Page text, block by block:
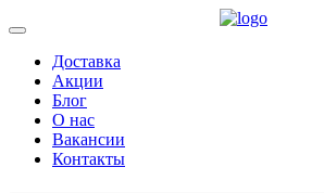
Доставка
Акции
Блог
О нас
Вакансии
Контакты